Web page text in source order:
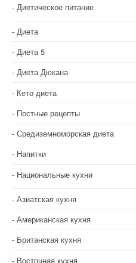
Диетическое питание
Диета
Диета 5
Диета Дюкана
Кето диета
Постные рецепты
Средиземноморская диета
Напитки
Национальные кухни
Азиатская кухня
Американская кухня
Британская кухня
Восточная кухня